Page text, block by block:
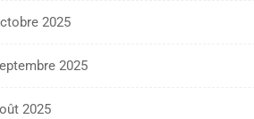
2025
2025
2025